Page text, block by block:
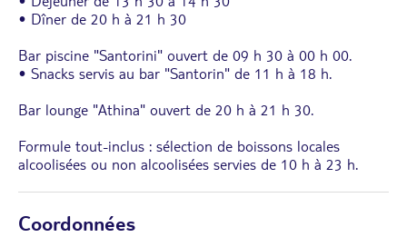
• Dîner de 20 h à 21 h 30
Bar piscine "Santorini" ouvert de 09 h 30 à 00 h 00.
• Snacks servis au bar "Santorin" de 11 h à 18 h.
Bar lounge "Athina" ouvert de 20 h à 21 h 30.
Formule tout-inclus : sélection de boissons locales
alcoolisées ou non alcoolisées servies de 10 h à 23 h.
Coordonnées